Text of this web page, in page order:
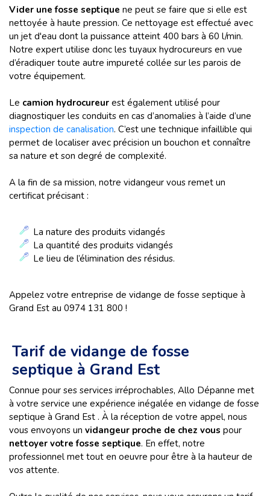
Vider une fosse septique ne peut se faire que si elle est
nettoyée à haute pression. Ce nettoyage est effectué avec
un jet d'eau dont la puissance atteint 400 bars à 60 l/min.
Notre expert utilise donc les tuyaux hydrocureurs en vue
d’éradiquer toute autre impureté collée sur les parois de
votre équipement.
Le camion hydrocureur est également utilisé pour
diagnostiquer les conduits en cas d’anomalies à l’aide d’une
inspection de canalisation. C’est une technique infaillible qui
permet de localiser avec précision un bouchon et connaître
sa nature et son degré de complexité.
A la fin de sa mission, notre vidangeur vous remet un
certificat précisant :
La nature des produits vidangés
La quantité des produits vidangés
Le lieu de l’élimination des résidus.
Appelez votre entreprise de vidange de fosse septique à
Grand Est au 0974 131 800 !
Tarif de vidange de fosse
septique à Grand Est
Connue pour ses services irréprochables, Allo Dépanne met
à votre service une expérience inégalée en vidange de fosse
septique à Grand Est . À la réception de votre appel, nous
vous envoyons un vidangeur proche de chez vous pour
nettoyer votre fosse septique. En effet, notre
professionnel met tout en oeuvre pour être à la hauteur de
vos attente.